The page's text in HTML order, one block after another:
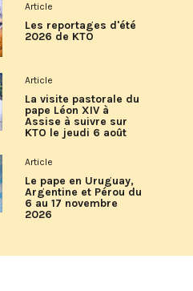
Article
Les reportages d'été
2026 de KTO
Article
La visite pastorale du
pape Léon XIV à
Assise à suivre sur
KTO le jeudi 6 août
Article
Le pape en Uruguay,
Argentine et Pérou du
6 au 17 novembre
2026